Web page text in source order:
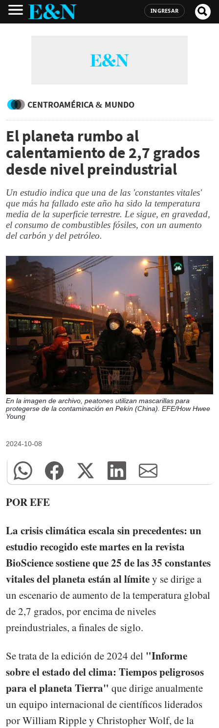
INGRESAR
CENTROAMÉRICA & MUNDO
El planeta rumbo al
calentamiento de 2,7 grados
desde nivel preindustrial
Un estudio indica que una de las 'constantes vitales'
que más ha fallado este año ha sido la temperatura
media de la superficie terrestre. Le sigue, en gravedad,
el consumo de combustibles fósiles, con un aumento
del carbón y del petróleo.
En la imagen de archivo, peatones utilizan mascarillas para
protegerse de la contaminación en Pekín (China). EFE/How Hwee
Young
2024-10-08
POR EFE
La crisis climática escala sin precedentes: un
estudio recogido este martes en la revista
BioScience sostiene que 25 de las 35 constantes
vitales del planeta están al límitey se dirige a
un escenario de aumento de la temperatura global
de 2,7 grados, por encima de niveles
preindustriales, a finales de siglo.
Se trata de la edición de 2024 del "Informe
sobre el estado del clima: Tiempos peligrosos
para el planeta Tierra" que dirige anualmente
un equipo internacional de científicos liderados
por William Ripple y Christopher Wolf, de la